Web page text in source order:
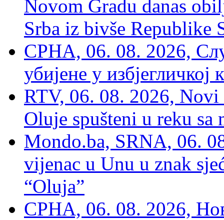
Novom Gradu danas
Srba iz bivše Republike
СРНА, 06. 08. 2026,
убијене у избјегличкој
RTV, 06. 08. 2026, Novi
Oluje spušteni u reku sa
Mondo.ba, SRNA, 06.
vijenac u Unu u znak
“Oluja”
СРНА, 06. 08. 2026,